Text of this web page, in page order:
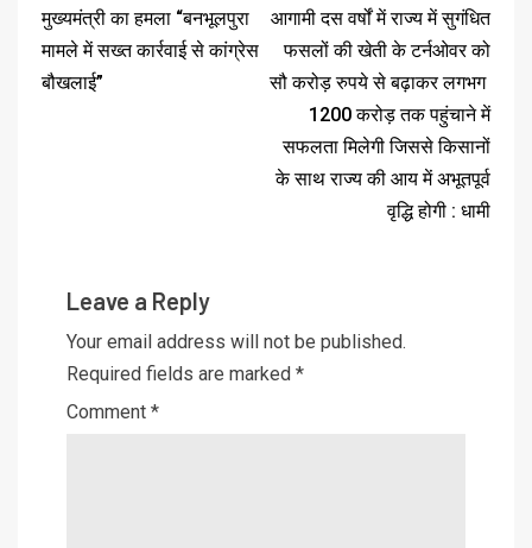
मुख्यमंत्री का हमला “बनभूलपुरा
मामले में सख्त कार्रवाई से कांग्रेस
बौखलाई”
आगामी दस वर्षों में राज्य में सुगंधित
फसलों की खेती के टर्नओवर को
सौ करोड़ रुपये से बढ़ाकर लगभग ₹
1200 करोड़ तक पहुंचाने में
सफलता मिलेगी जिससे किसानों
के साथ राज्य की आय में अभूतपूर्व
वृद्धि होगी : धामी
Leave a Reply
Your email address will not be published.
Required fields are marked *
Comment *